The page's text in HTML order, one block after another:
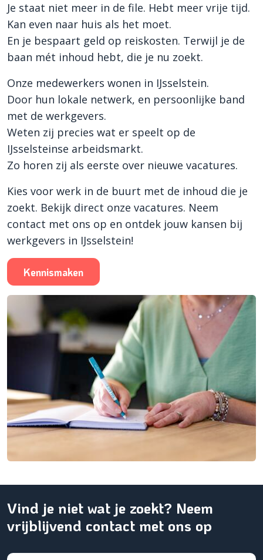
Je staat niet meer in de file. Hebt meer vrije tijd.
Kan even naar huis als het moet.
En je bespaart geld op reiskosten. Terwijl je de
baan mét inhoud hebt, die je nu zoekt.
Onze medewerkers wonen in IJsselstein.
Door hun lokale netwerk, en persoonlijke band
met de werkgevers.
Weten zij precies wat er speelt op de
IJsselsteinse arbeidsmarkt.
Zo horen zij als eerste over nieuwe vacatures.
Kies voor werk in de buurt met de inhoud die je
zoekt. Bekijk direct onze vacatures. Neem
contact met ons op en ontdek jouw kansen bij
werkgevers in IJsselstein!
Kennismaken
Vind je niet wat je zoekt? Neem
vrijblijvend contact met ons op